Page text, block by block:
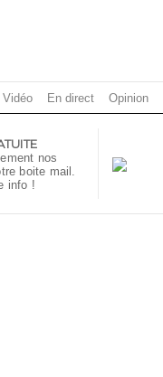
Vidéo En direct Opinion
nos
boite mail.
info !